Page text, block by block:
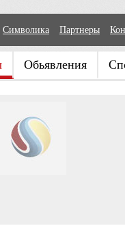
Символика Партнеры
Обьявления